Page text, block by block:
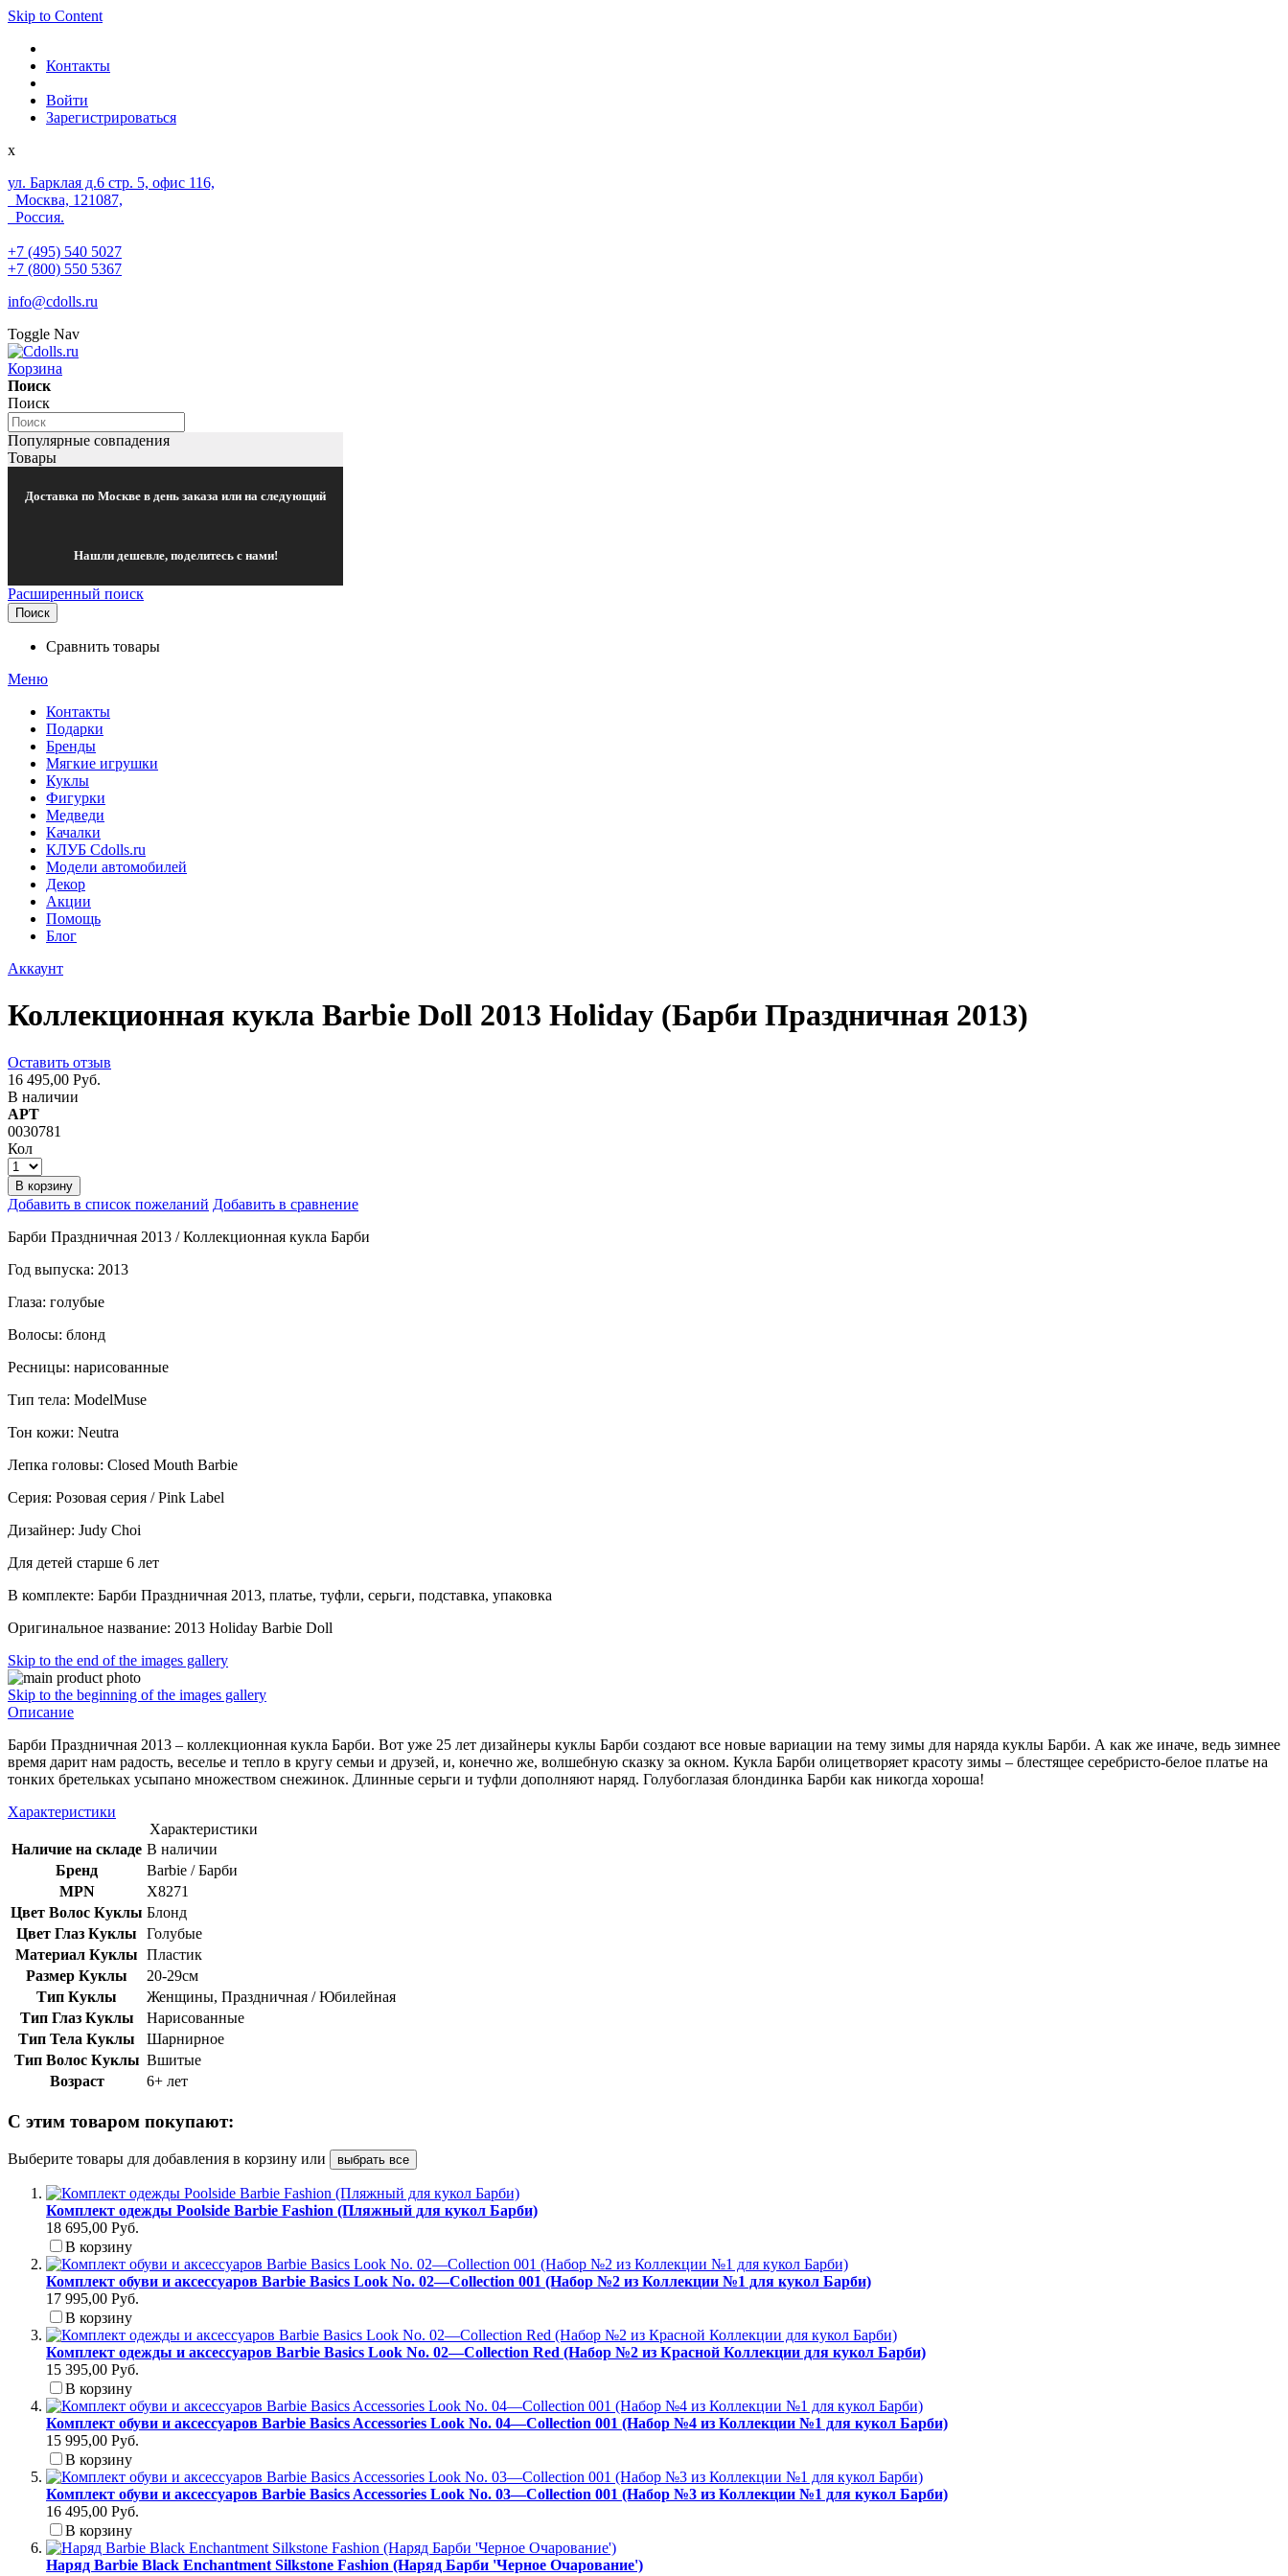
Skip to Content
Контакты
Войти
Зарегистрироваться
x
ул. Барклая д.6 стр. 5, офис 116,
Москва, 121087,
Россия.
+7 (495) 540 5027
+7 (800) 550 5367
info@cdolls.ru
Toggle Nav
Корзина
Поиск
Поиск
Популярные совпадения
Товары
Доставка по Москве в день заказа или на следующий
Нашли дешевле, поделитесь с нами!
Расширенный поиск
Поиск
Сравнить товары
Меню
Контакты
Подарки
Бренды
Мягкие игрушки
Куклы
Фигурки
Медведи
Качалки
КЛУБ Cdolls.ru
Модели автомобилей
Декор
Акции
Помощь
Блог
Аккаунт
Коллекционная кукла Barbie Doll 2013 Holiday (Барби Праздничная 2013)
Оставить отзыв
16 495,00 Руб.
В наличии
АРТ
0030781
Кол
В корзину
Добавить в список пожеланий Добавить в сравнение
Барби Праздничная 2013 / Коллекционная кукла Барби
Год выпуска: 2013
Глаза: голубые
Волосы: блонд
Ресницы: нарисованные
Тип тела: ModelMuse
Тон кожи: Neutra
Лепка головы: Closed Mouth Barbie
Серия: Розовая серия / Pink Label
Дизайнер: Judy Choi
Для детей старше 6 лет
В комплекте: Барби Праздничная 2013, платье, туфли, серьги, подставка, упаковка
Оригинальное название: 2013 Holiday Barbie Doll
Skip to the end of the images gallery
Skip to the beginning of the images gallery
Описание
Барби Праздничная 2013 – коллекционная кукла Барби. Вот уже 25 лет дизайнеры куклы Барби создают все новые вариации на тему зимы для наряда куклы Барби. А как же иначе, ведь зимнее
время дарит нам радость, веселье и тепло в кругу семьи и друзей, и, конечно же, волшебную сказку за окном. Кукла Барби олицетворяет красоту зимы – блестящее серебристо-белое платье на
тонких бретельках усыпано множеством снежинок. Длинные серьги и туфли дополняют наряд. Голубоглазая блондинка Барби как никогда хороша!
Характеристики
Характеристики
Наличие на складе В наличии
Бренд
Barbie / Барби
MPN
X8271
Цвет Волос Куклы Блонд
Цвет Глаз Куклы
Голубые
Материал Куклы Пластик
Размер Куклы
20-29см
Тип Куклы
Женщины, Праздничная / Юбилейная
Тип Глаз Куклы
Нарисованные
Тип Тела Куклы
Шарнирное
Тип Волос Куклы Вшитые
Возраст
6+ лет
С этим товаром покупают:
Выберите товары для добавления в корзину или выбрать все
Комплект одежды Poolside Barbie Fashion (Пляжный для кукол Барби)
18 695,00 Руб.
В корзину
Комплект обуви и аксессуаров Barbie Basics Look No. 02—Collection 001 (Набор №2 из Коллекции №1 для кукол Барби)
17 995,00 Руб.
В корзину
Комплект одежды и аксессуаров Barbie Basics Look No. 02—Collection Red (Набор №2 из Красной Коллекции для кукол Барби)
15 395,00 Руб.
В корзину
Комплект обуви и аксессуаров Barbie Basics Accessories Look No. 04—Collection 001 (Набор №4 из Коллекции №1 для кукол Барби)
15 995,00 Руб.
В корзину
Комплект обуви и аксессуаров Barbie Basics Accessories Look No. 03—Collection 001 (Набор №3 из Коллекции №1 для кукол Барби)
16 495,00 Руб.
В корзину
Наряд Barbie Black Enchantment Silkstone Fashion (Наряд Барби 'Черное Очарование')